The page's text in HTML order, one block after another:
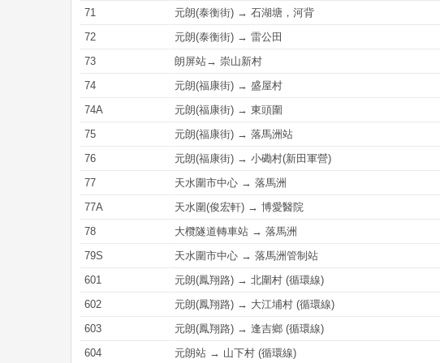
71
元朗(泰衡街) → 石湖塘，河背
72
元朗(泰衡街) → 雷公田
73
朗屏站→ 崇山新村
74
元朗(福康街) → 盛屋村
74A
元朗(福康街) → 東頭圍
75
元朗(福康街) → 落馬洲站
76
元朗(福康街) → 小磡村(新田軍營)
77
天水圍市中心 → 落馬洲
77A
天水圍(俊宏軒) → 博愛醫院
78
大欖隧道轉車站 → 落馬洲
79S
天水圍市中心 → 落馬洲管制站
601
元朗(鳳翔路) → 北圍村 (循環線)
602
元朗(鳳翔路) → 大江埔村 (循環線)
603
元朗(鳳翔路) → 逢吉鄉 (循環線)
604
元朗站 → 山下村 (循環線)